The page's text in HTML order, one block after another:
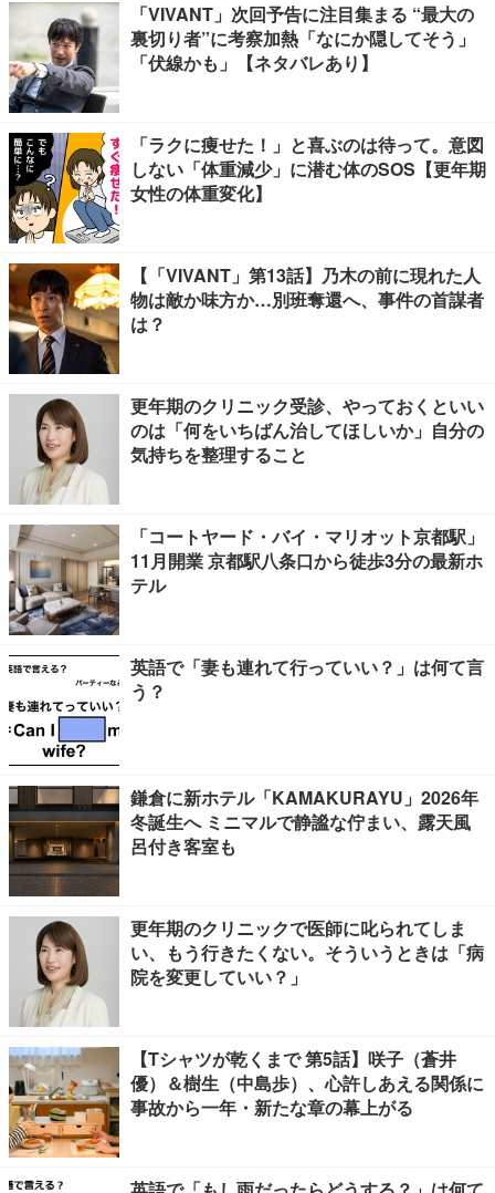
「VIVANT」次回予告に注目集まる “最大の
裏切り者”に考察加熱「なにか隠してそう」
「伏線かも」【ネタバレあり】
「ラクに痩せた！」と喜ぶのは待って。意図
しない「体重減少」に潜む体のSOS【更年期
女性の体重変化】
【「VIVANT」第13話】乃木の前に現れた人
物は敵か味方か…別班奪還へ、事件の首謀者
は？
更年期のクリニック受診、やっておくといい
のは「何をいちばん治してほしいか」自分の
気持ちを整理すること
「コートヤード・バイ・マリオット京都駅」
11月開業 京都駅八条口から徒歩3分の最新ホ
テル
英語で「妻も連れて行っていい？」は何て言
う？
鎌倉に新ホテル「KAMAKURAYU」2026年
冬誕生へ ミニマルで静謐な佇まい、露天風
呂付き客室も
更年期のクリニックで医師に叱られてしま
い、もう行きたくない。そういうときは「病
院を変更していい？」
【Tシャツが乾くまで 第5話】咲子（蒼井
優）＆樹生（中島歩）、心許しあえる関係に
事故から一年・新たな章の幕上がる